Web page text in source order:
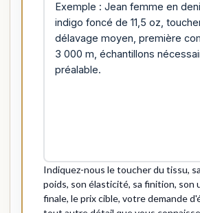
Indiquez-nous le toucher du tissu,
poids, son élasticité, sa finition, son
finale, le prix cible, votre demande